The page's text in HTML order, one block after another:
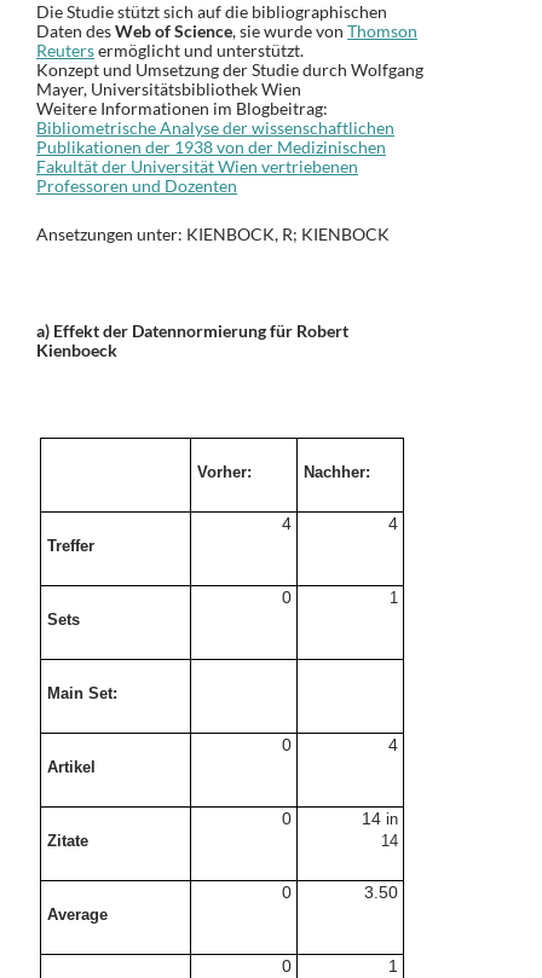
Die Studie stützt sich auf die bibliographischen
Daten desWeb of Science, sie wurde von Thomson
Reutersermöglicht und unterstützt.
Konzept und Umsetzung der Studie durch Wolfgang
Mayer, Universitätsbibliothek Wien
Weitere Informationen im Blogbeitrag:
Bibliometrische Analyse der wissenschaftlichen
Publikationen der 1938 von der Medizinischen
Fakultät der Universität Wien vertriebenen
Professoren und Dozenten
Ansetzungen unter: KIENBOCK, R; KIENBOCK
a) Effekt der Datennormierung für Robert
Kienboeck
Vorher: Nachher:
Treffer
4 4
Sets
0 1
Main Set:
Artikel
0 4
Zitate
0 14in
14
Average
0 3.50
0 1